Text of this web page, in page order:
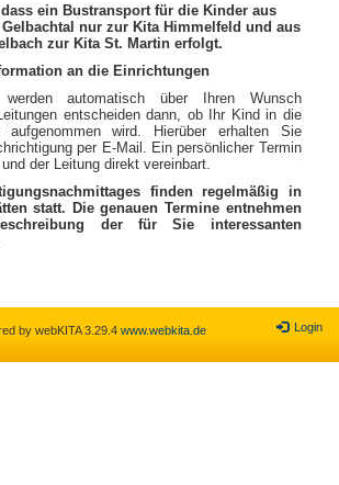
ein Bustransport für die Kinder aus
nur zur Kita Himmelfeld und aus
zur Kita St. Martin erfolgt.
an die Einrichtungen
werden automatisch über Ihren Wunsch
entscheiden dann, ob Ihr Kind in die
aufgenommen wird. Hierüber erhalten Sie
per E-Mail. Ein persönlicher Termin
der Leitung direkt vereinbart.
finden regelmäßig in
statt. Die genauen Termine entnehmen
der für Sie interessanten
by webKITA 3.29.4 www.webkita.de Login